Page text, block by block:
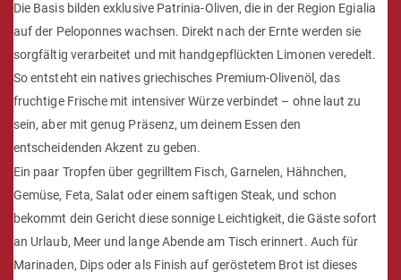
Die Basis bilden exklusive Patrinia-Oliven, die in der Region Egialia
auf der Peloponnes wachsen. Direkt nach der Ernte werden sie
sorgfältig verarbeitet und mit handgepflückten Limonen veredelt.
So entsteht ein natives griechisches Premium-Olivenöl, das
fruchtige Frische mit intensiver Würze verbindet – ohne laut zu
sein, aber mit genug Präsenz, um deinem Essen den
entscheidenden Akzent zu geben.
Ein paar Tropfen über gegrilltem Fisch, Garnelen, Hähnchen,
Gemüse, Feta, Salat oder einem saftigen Steak, und schon
bekommt dein Gericht diese sonnige Leichtigkeit, die Gäste sofort
an Urlaub, Meer und lange Abende am Tisch erinnert. Auch für
Marinaden, Dips oder als Finish auf geröstetem Brot ist dieses